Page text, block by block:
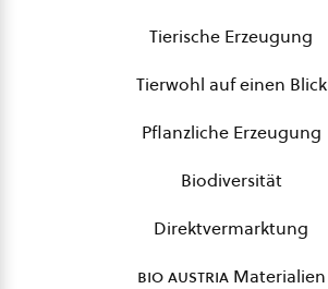
Tierische Erzeugung
Tierwohl auf einen Blick
Pflanzliche Erzeugung
Biodiversität
Direktvermarktung
bio austriaMaterialien